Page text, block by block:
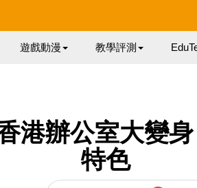
遊戲動漫 教學評測
港辦公室大變
特色